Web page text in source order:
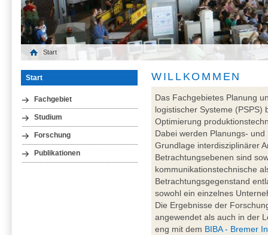
Start
Start
Fachgebiet
Studium
Forschung
Publikationen
WILLKOMMEN
Das Fachgebietes Planung
logistischer Systeme (PSPS)
Optimierung
Dabei werden Planungs-
Grundlage interdisziplinärer
Betrachtungsebenen sind
kommunikationstechnische
Betrachtungsgegenstand
sowohl ein einzelnes
Die Ergebnisse der
angewendet als auch in der
eng mit dem BIBA - Bremer